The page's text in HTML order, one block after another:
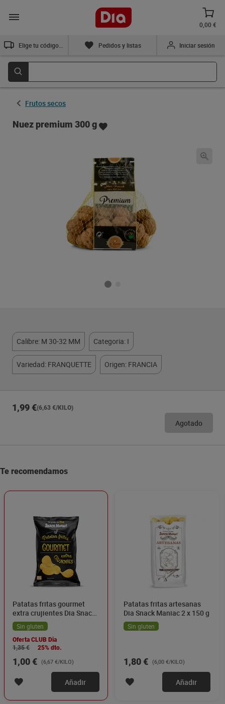
0,00 €
Pedidos y listas Iniciar sesión
Frutos secos
Nuez premium 300 g
Calibre: M 30-32 MM Categoria: I
Variedad: FRANQUETTE Origen: FRANCIA
1,99 €(6,63 €/KILO)
Agotado
Te recomendamos
Patatas fritas gourmet
extra crujientes Dia Snack
Maniac 150 g
Sin gluten
Oferta CLUB Dia
1,35 €
25% dto.
1,00 € (6,67 €/KILO)
Añadir
Patatas fritas artesanas
Dia Snack Maniac 2 x 150 g
Sin gluten
1,80 € (6,00 €/KILO)
Añadir